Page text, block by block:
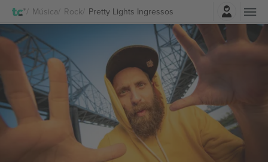
Música Rock Pretty Lights Ingressos
Entrar